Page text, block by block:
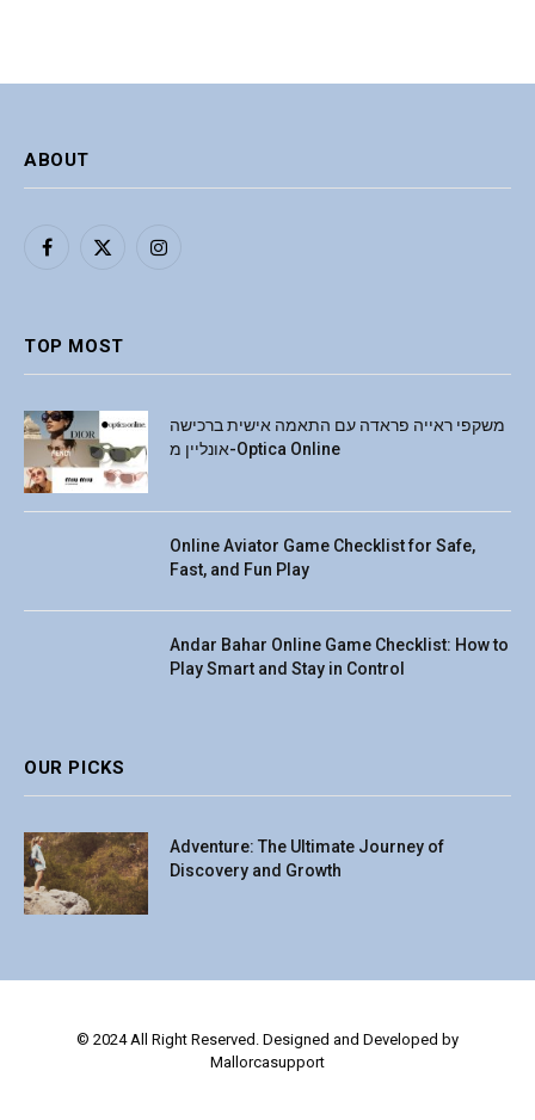
ABOUT
Facebook
X
Instagram
TOP MOST
משקפי ראייה פראדה עם התאמה אישית ברכישה
אונליין מ-Optica Online
Online Aviator Game Checklist for Safe,
Fast, and Fun Play
Andar Bahar Online Game Checklist: How to
Play Smart and Stay in Control
OUR PICKS
Adventure: The Ultimate Journey of
Discovery and Growth
© 2024 All Right Reserved. Designed and Developed by
Mallorcasupport